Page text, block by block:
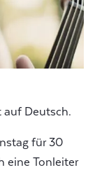
auf Deutsch.
für 30
eine Tonleiter